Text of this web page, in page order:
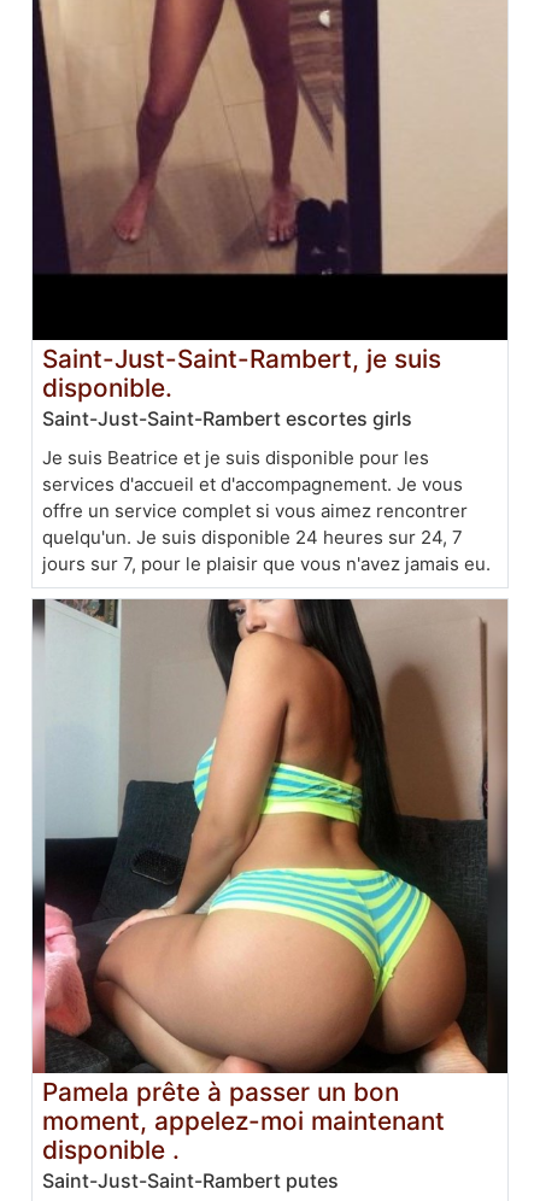
Saint-Just-Saint-Rambert, je suis
disponible.
Saint-Just-Saint-Rambert escortes girls
Je suis Beatrice et je suis disponible pour les
services d'accueil et d'accompagnement. Je vous
offre un service complet si vous aimez rencontrer
quelqu'un. Je suis disponible 24 heures sur 24, 7
jours sur 7, pour le plaisir que vous n'avez jamais eu.
Pamela prête à passer un bon
moment, appelez-moi maintenant
disponible .
Saint-Just-Saint-Rambert putes